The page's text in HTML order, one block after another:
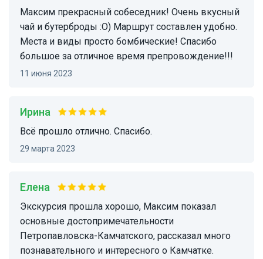
Максим прекрасный собеседник! Очень вкусный
чай и бутерброды :О) Маршрут составлен удобно.
Места и виды просто бомбические! Спасибо
большое за отличное время препровождение!!!
11 июня 2023
Ирина
Всё прошло отлично. Спасибо.
29 марта 2023
Елена
Экскурсия прошла хорошо, Максим показал
основные достопримечательности
Петропавловска-Камчатского, рассказал много
познавательного и интересного о Камчатке.